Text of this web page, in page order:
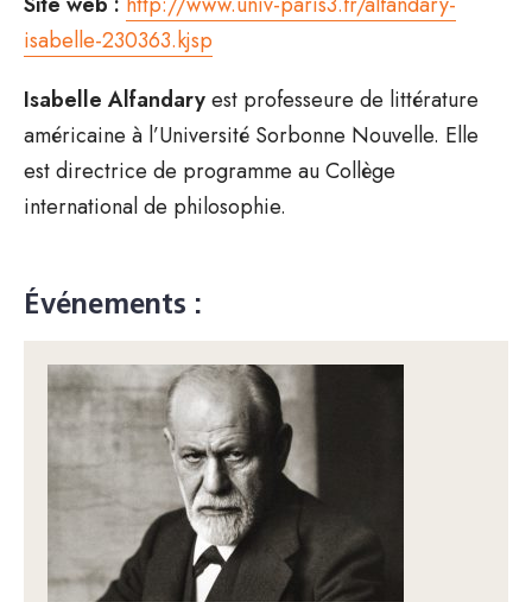
isabelle-230363.kjsp
Isabelle Alfandaryest professeure de littérature
américaine à l’Université Sorbonne Nouvelle. Elle
est directrice de programme au Collège
international de philosophie.
Événements :